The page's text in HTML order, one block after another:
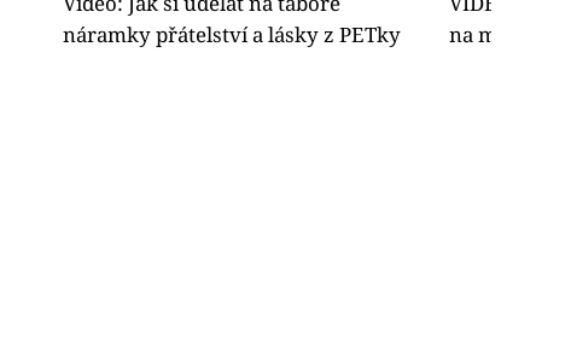
náramky přátelství a lásky z PETky
na mobily